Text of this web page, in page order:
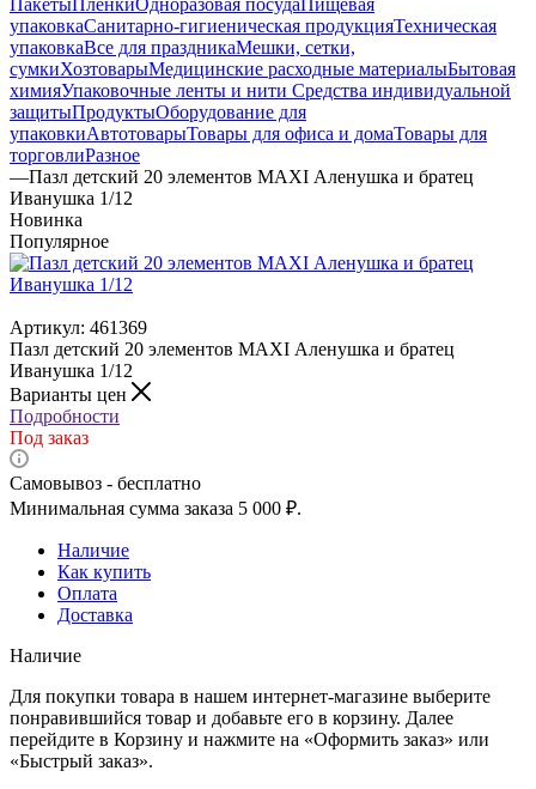
упаковкаСанитарно-гигиеническая продукцияТехническая
упаковкаВсе для праздникаМешки, сетки,
сумкиХозтоварыМедицинские расходные материалыБытовая
химияУпаковочные ленты и нити Средства индивидуальной
защитыПродуктыОборудование для
упаковкиАвтотоварыТовары для офиса и домаТовары для
торговлиРазное
—Пазл детский 20 элементов MAXI Аленушка и братец
Иванушка 1/12
Новинка
Популярное
Артикул: 461369
Пазл детский 20 элементов MAXI Аленушка и братец
Иванушка 1/12
Варианты цен
Подробности
Под заказ
Самовывоз - бесплатно
Минимальная сумма заказа 5 000 ₽.
Наличие
Как купить
Оплата
Доставка
Наличие
Для покупки товара в нашем интернет-магазине выберите
понравившийся товар и добавьте его в корзину. Далее
перейдите в Корзину и нажмите на «Оформить заказ» или
«Быстрый заказ».